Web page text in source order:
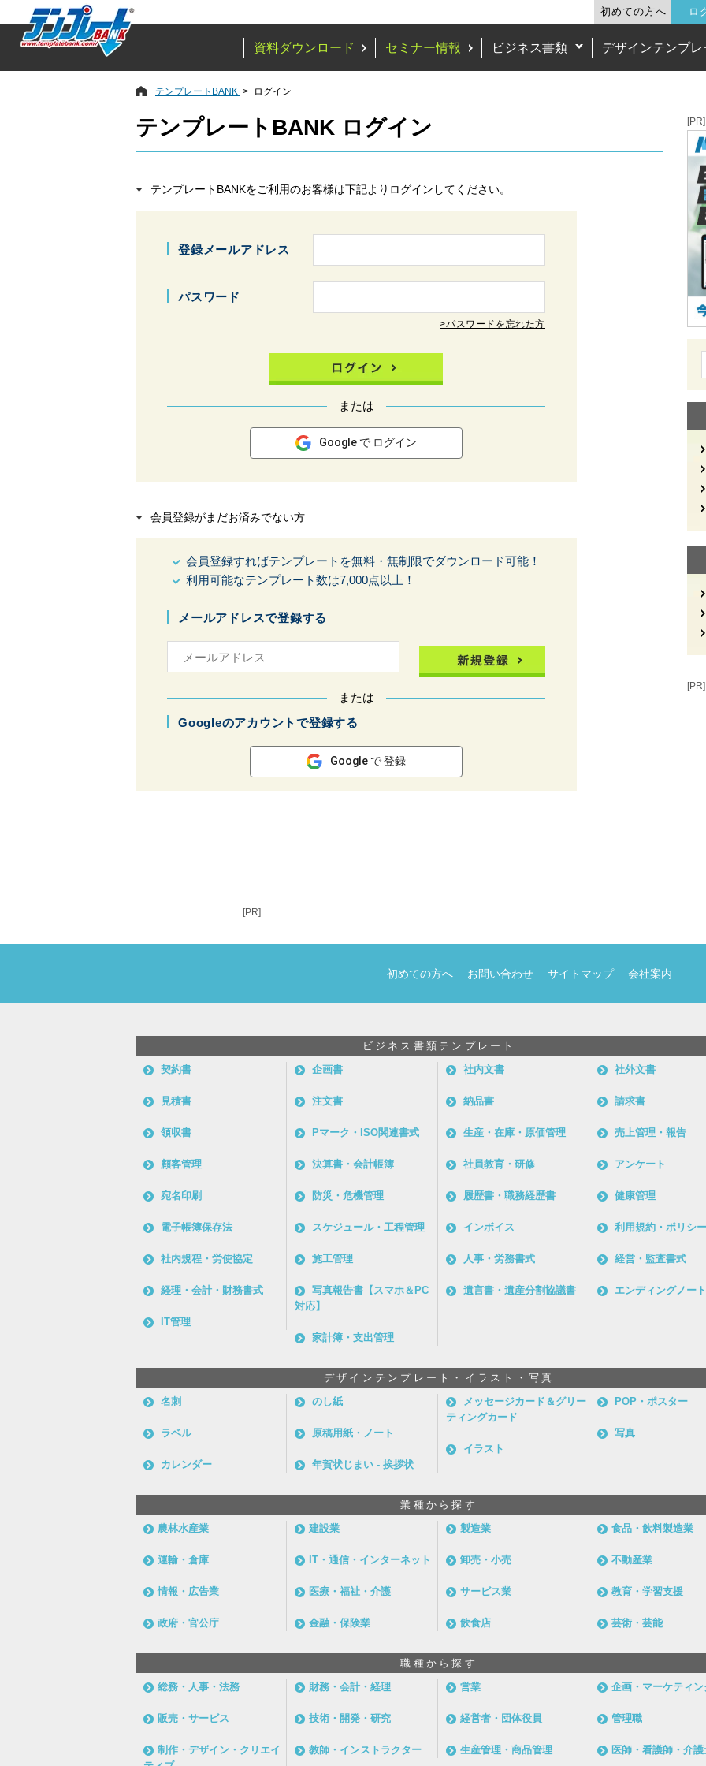
初めての方へ ロ
資料ダウンロード セミナー情報 ビジネス書類 デザインテンプレ
テンプレートBANK ログイン
テンプレートBANK ログイン
テンプレートBANKをご利用のお客様は下記よりログインしてください。
登録メールアドレス
パスワード
>パスワードを忘れた方
または
Google で ログイン
会員登録がまだお済みでない方
会員登録すればテンプレートを無料・無制限でダウンロード可能！
利用可能なテンプレート数は7,000点以上！
メールアドレスで登録する
または
Googleのアカウントで登録する
Google で 登録
[PR]
[PR]
[PR]
初めての方へ お問い合わせ サイトマップ 会社案内
ビジネス書類テンプレート
契約書
見積書
領収書
顧客管理
宛名印刷
電子帳簿保存法
社内規程・労使協定
経理・会計・財務書式
IT管理
企画書
注文書
Pマーク・ISO関連書式
決算書・会計帳簿
防災・危機管理
スケジュール・工程管理
施工管理
写真報告書【スマホ＆PC
対応】
家計簿・支出管理
社内文書
納品書
生産・在庫・原価管理
社員教育・研修
履歴書・職務経歴書
インボイス
人事・労務書式
遺言書・遺産分割協議書
社外文書
請求書
売上管理・報告
アンケート
健康管理
利用規約・ポリシー
経営・監査書式
エンディングノート
デザインテンプレート・イラスト・写真
名刺
ラベル
カレンダー
のし紙
原稿用紙・ノート
年賀状じまい - 挨拶状
メッセージカード＆グリー
ティングカード
イラスト
POP・ポスター
写真
業種から探す
農林水産業
運輸・倉庫
情報・広告業
政府・官公庁
建設業
IT・通信・インターネット
医療・福祉・介護
金融・保険業
製造業
卸売・小売
サービス業
飲食店
食品・飲料製造業
不動産業
教育・学習支援
芸術・芸能
職種から探す
総務・人事・法務
販売・サービス
制作・デザイン・クリエイ
財務・会計・経理
技術・開発・研究
教師・インストラクター
営業
経営者・団体役員
生産管理・商品管理
企画・マーケティン
管理職
医師・看護師・介護